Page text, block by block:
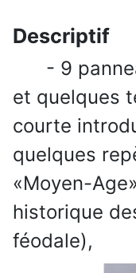
Descriptif
- 9
et quelques
courte
quelques
«Moyen-
historique
féodale),